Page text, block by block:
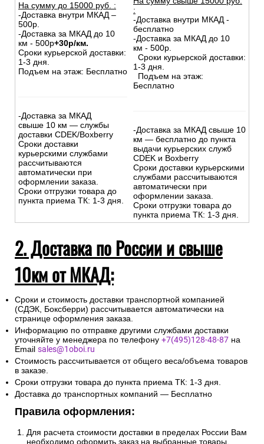
На сумму до 15000 руб. :
-Доставка внутри МКАД –
500р.
-Доставка за МКАД до 10
км - 500р+30р/км.
Сроки курьерской доставки:
1-3 дня.
Подъем на этаж: Бесплатно
-Доставка за МКАД
свыше 10 км — службы
доставки CDEK/Boxberry
Сроки доставки
курьерскими службами
рассчитываются
автоматически при
оформлении заказа.
Сроки отгрузки товара до
пункта приема ТК: 1-3 дня.
:
-Доставка внутри МКАД -
бесплатно
-Доставка за МКАД до 10
км - 500р.
Сроки курьерской доставки:
1-3 дня.
Подъем на этаж:
Бесплатно
-Доставка за МКАД свыше 10
км — бесплатно до пункта
выдачи курьерских служб
CDEK и Boxberry
Сроки доставки курьерскими
службами рассчитываются
автоматически при
оформлении заказа.
Сроки отгрузки товара до
пункта приема ТК: 1-3 дня.
2. Доставка по России и свыше
10км от МКАД:
Сроки и стоимость доставки транспортной компанией
(СДЭК, Боксберри) рассчитывается автоматически на
странице оформления заказа.
Информацию по отправке другими службами доставки
уточняйте у менеджера по телефону +7(495)128-48-87 на
Email sales@1oboi.ru
Стоимость рассчитывается от общего веса/объема товаров
в заказе.
Сроки отгрузки товара до пункта приема ТК: 1-3 дня.
Доставка до транспортных компаний — Бесплатно
Правила оформления:
Для расчета стоимости доставки в пределах России Вам
необходимо оформить заказ на выбранные товары,